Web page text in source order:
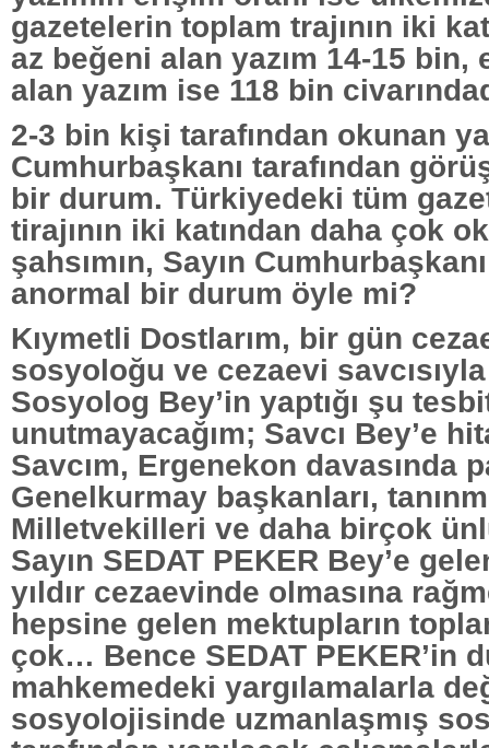
gazetelerin toplam trajının iki
az beğeni alan yazım 14-15 bin,
alan yazım ise 118 bin
2-3 bin kişi tarafından okunan
Cumhurbaşkanı tarafından
bir durum. Türkiyedeki tüm
tirajının iki katından daha çok
şahsımın, Sayın
anormal bir durum öyle mi?
Kıymetli Dostlarım, bir gün
sosyoloğu ve cezaevi
Sosyolog Bey’in yaptığı şu
unutmayacağım; Savcı Bey’e
Savcım, Ergenekon davasında
Genelkurmay başkanları,
Milletvekilleri ve daha birçok
Sayın SEDAT PEKER Bey’e
yıldır cezaevinde olmasına
hepsine gelen mektupların
çok… Bence SEDAT PEKER’in
mahkemedeki yargılamalarla
sosyolojisinde uzmanlaşmış